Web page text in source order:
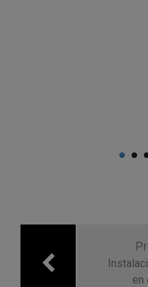
entradas
en